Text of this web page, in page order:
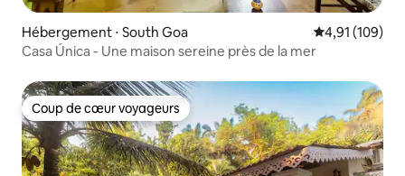
Hébergement ⋅ South Goa Évaluation
4,91 (109)
Casa Única - Une maison sereine près de la mer
Coup de cœur voyageurs
Coup de cœur voyageurs